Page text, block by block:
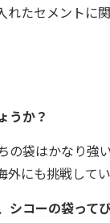
たセメントに
うか？
袋はかなり強
にも挑戦して
コーの袋って